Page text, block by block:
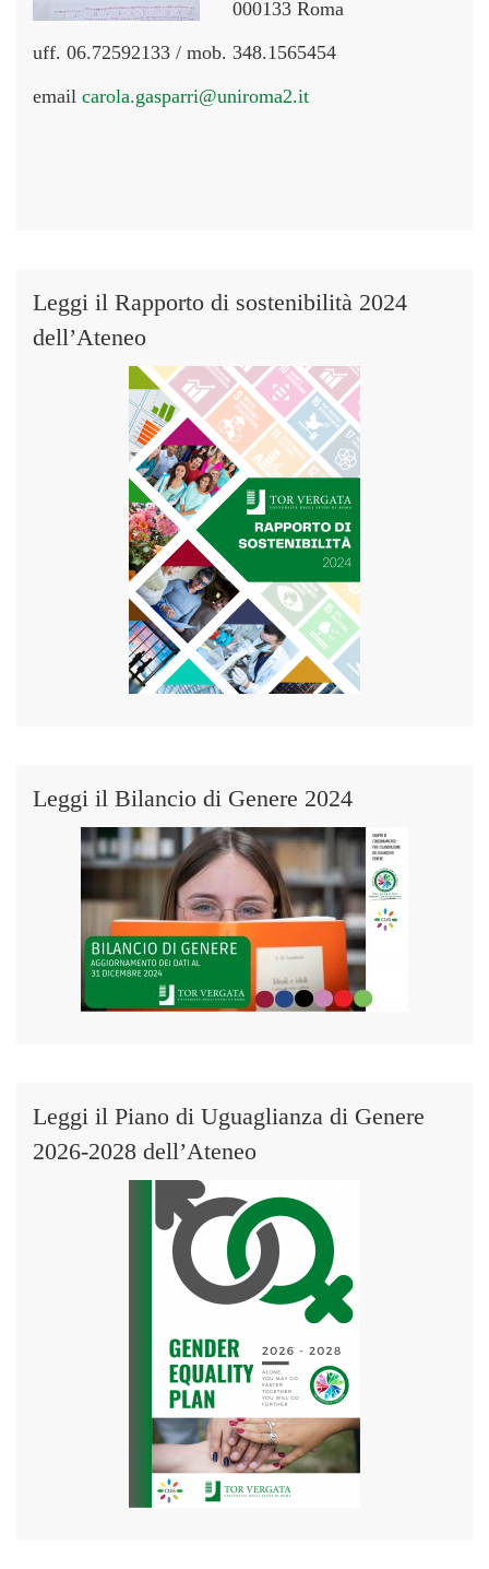
000133 Roma
uff. 06.72592133 / mob. 348.1565454
email carola.gasparri@uniroma2.it
Leggi il Rapporto di sostenibilità 2024
dell’Ateneo
Leggi il Bilancio di Genere 2024
Leggi il Piano di Uguaglianza di Genere
2026-2028 dell’Ateneo